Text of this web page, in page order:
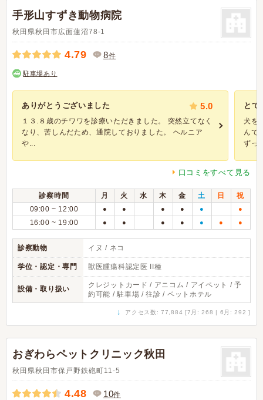
手形山すずき動物病院
秋田県秋田市広面蓮沼78-1
4.79 8件
駐車場あり
ありがとうございました 5.0
１３.８歳のチワワを診療いただきました。 突然立てなく
なり、苦しんだため、通院しておりました。 ヘルニア
や...
とて
犬を
んで
ずっ
口コミをすべて見る
診察時間 月 火 水 木 金 土 日
祝
09:00 ~ 12:00
● ● ● ● ● ●
16:00 ~ 19:00 ● ● ● ● ● ● ●
診察動物 イヌ / ネコ
学位・認定・専門 獣医腫瘍科認定医 II種
設備・取り扱い
クレジットカード / アニコム / アイペット / 予
約可能 / 駐車場 / 往診 / ペットホテル
↓ アクセス数: 77,884 [7月: 268 | 6月: 292 ]
おぎわらペットクリニック秋田
秋田県秋田市保戸野鉄砲町11-5
4.48 10件